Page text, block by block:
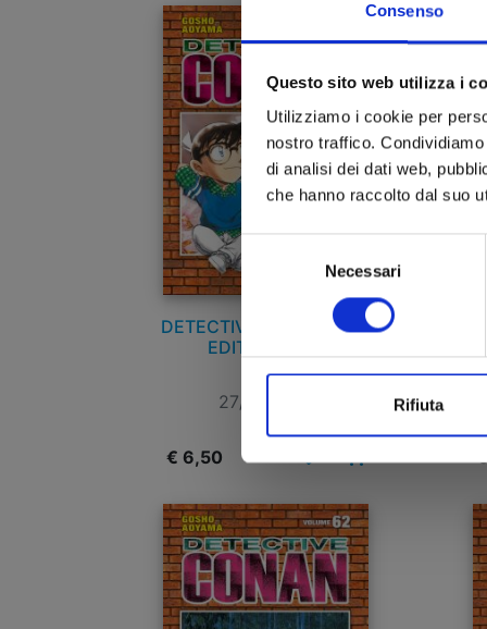
Consenso
Questo sito web utilizza i
Utilizziamo i cookie per
nostro traffico.
di analisi dei dati web,
che hanno raccolto dal suo
del
consenso
Necessari
Rifiuta
DETECTIVE CONAN NEW
EDITION n. 66
27/01/2026
€ 6,50